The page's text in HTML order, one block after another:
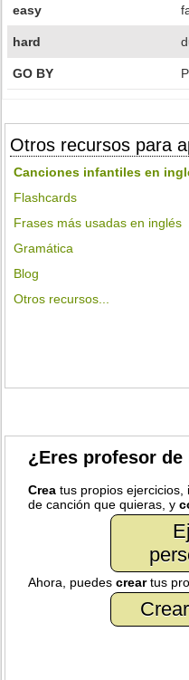
easy
hard
GO BY
Otros recursos para
Canciones infantiles en
Flashcards
Frases más usadas en inglés
Gramática
Blog
Otros recursos...
¿Eres profesor de
Crea tus propios
de canción que quieras, y
Ahora, puedescreartus